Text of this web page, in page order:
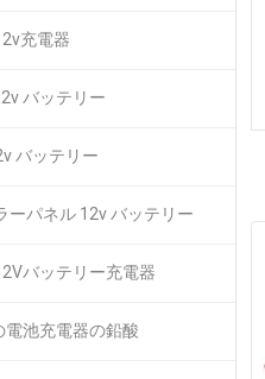
充電器
バッテリー
バッテリー
ーパネル 12v バッテリー
バッテリー充電器
電池充電器の鉛酸